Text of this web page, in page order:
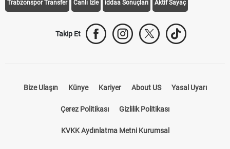
Trabzonspor Transfer Canlı İzle iddaa Sonuçları Aktif Sayaç
Takip Et
Bize Ulaşın Künye Kariyer About US Yasal Uyarı
Çerez Politikası Gizlilik Politikası
KVKK Aydınlatma Metni Kurumsal